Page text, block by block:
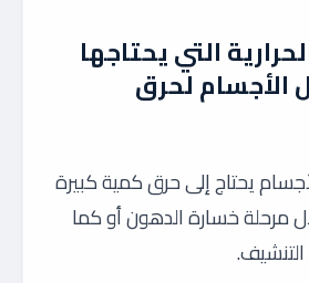
التي يحتاجها
الأجسام لحرق
يحتاج إلى حرق كمية كبيرة
مرحلة خسارة الدهون أو كما